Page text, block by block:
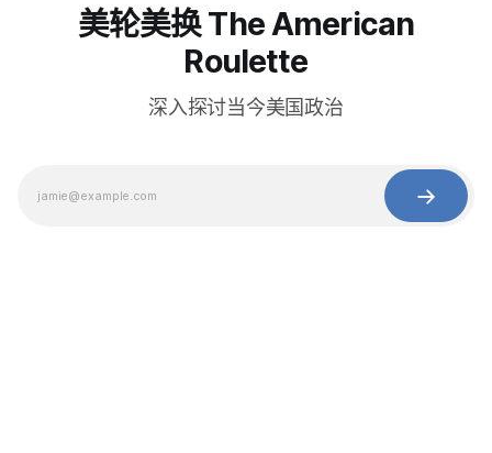
美轮美换 The American
Roulette
深入探讨当今美国政治